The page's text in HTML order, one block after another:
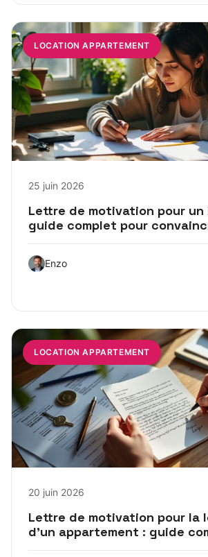
LOCATION APPARTEMENT
25 juin 2026
Lettre de motivation pour un
guide complet pour
Enzo
LOCATION APPARTEMENT
20 juin 2026
Lettre de motivation pour la
d’un appartement : guide